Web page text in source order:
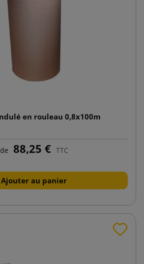
en rouleau 0,8x100m
de 88,25 € TTC
Ajouter au panier